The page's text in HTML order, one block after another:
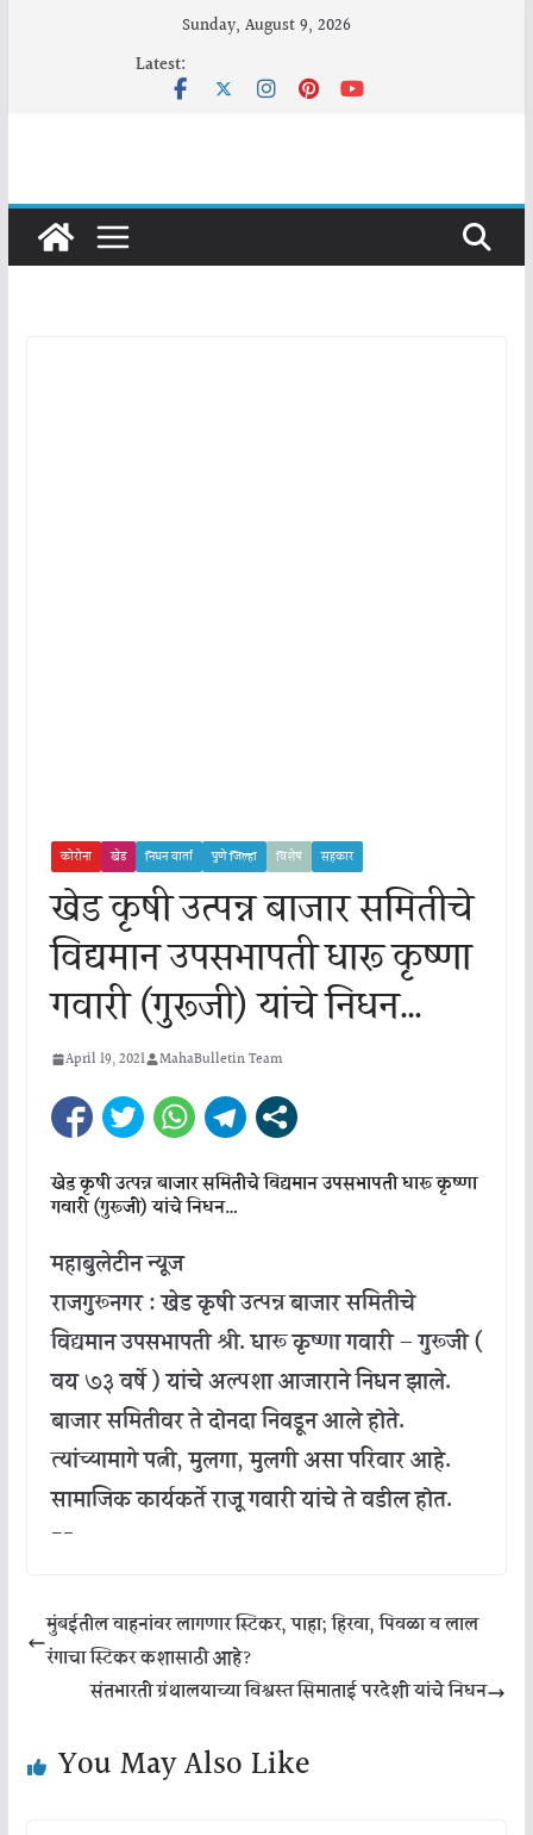
Sunday, August 9, 2026
Latest:
कोरोना खेड निधन वार्ता पुणे जिल्हा विशेष सहकार
खेड कृषी उत्पन्न बाजार समितीचे
विद्यमान उपसभापती धारू कृष्णा
गवारी (गुरूजी) यांचे निधन…
April 19, 2021 MahaBulletin Team
खेड कृषी उत्पन्न बाजार समितीचे विद्यमान उपसभापती धारू कृष्णा
गवारी (गुरूजी) यांचे निधन…
महाबुलेटीन न्यूज
राजगुरूनगर : खेड कृषी उत्पन्न बाजार समितीचे
विद्यमान उपसभापती श्री. धारू कृष्णा गवारी – गुरूजी (
वय ७३ वर्षे ) यांचे अल्पशा आजाराने निधन झाले.
बाजार समितीवर ते दोनदा निवडून आले होते.
त्यांच्यामागे पत्नी, मुलगा, मुलगी असा परिवार आहे.
सामाजिक कार्यकर्ते राजू गवारी यांचे ते वडील होत.
—–
मुंबईतील वाहनांवर लागणार स्टिकर, पाहा; हिरवा, पिवळा व लाल
रंगाचा स्टिकर कशासाठी आहे?
संतभारती ग्रंथालयाच्या विश्वस्त सिमाताई परदेशी यांचे निधन
You May Also Like